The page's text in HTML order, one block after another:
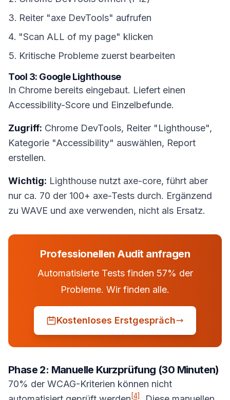
Reiter "axe DevTools" aufrufen
"Scan ALL of my page" klicken
Kritische Probleme zuerst bearbeiten
Tool 3: Google Lighthouse
In Chrome bereits eingebaut. Liefert einen
Accessibility-Score und Einzelbefunde.
Zugriff: Chrome DevTools, Reiter "Lighthouse",
Kategorie "Accessibility" auswählen, Report
erstellen.
Wichtig: Lighthouse nutzt axe-core, führt aber
nur ca. 70 der 100+ axe-Tests durch. Ergänzend
zu WAVE und axe verwenden, nicht als Ersatz.
Professionellen Audit anfragen
Automatisierte Tests finden 57% der
Probleme. Wir finden alle.
Kostenloses Erstgespräch
Phase 2: Manuelle Kurzprüfung (30 Minuten)
70% der WCAG-Kriterien können nicht
[4]